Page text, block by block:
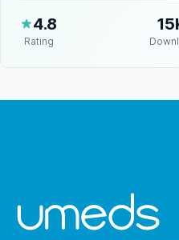
4.8
Rating